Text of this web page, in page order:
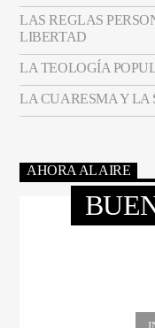
LAS REGLAS
LIBERTAD
LA TEOLOGÍA
LA CUARESMA Y LA
AHORA AL AIRE